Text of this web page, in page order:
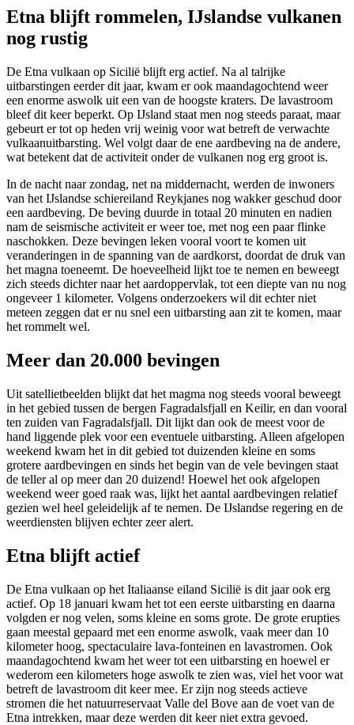
Etna blijft rommelen, IJslandse vulkanen
nog rustig
De Etna vulkaan op Sicilië blijft erg actief. Na al talrijke
uitbarstingen eerder dit jaar, kwam er ook maandagochtend weer
een enorme aswolk uit een van de hoogste kraters. De lavastroom
bleef dit keer beperkt. Op IJsland staat men nog steeds paraat, maar
gebeurt er tot op heden vrij weinig voor wat betreft de verwachte
vulkaanuitbarsting. Wel volgt daar de ene aardbeving na de andere,
wat betekent dat de activiteit onder de vulkanen nog erg groot is.
In de nacht naar zondag, net na middernacht, werden de inwoners
van het IJslandse schiereiland Reykjanes nog wakker geschud door
een aardbeving. De beving duurde in totaal 20 minuten en nadien
nam de seismische activiteit er weer toe, met nog een paar flinke
naschokken. Deze bevingen leken vooral voort te komen uit
veranderingen in de spanning van de aardkorst, doordat de druk van
het magna toeneemt. De hoeveelheid lijkt toe te nemen en beweegt
zich steeds dichter naar het aardoppervlak, tot een diepte van nu nog
ongeveer 1 kilometer. Volgens onderzoekers wil dit echter niet
meteen zeggen dat er nu snel een uitbarsting aan zit te komen, maar
het rommelt wel.
Meer dan 20.000 bevingen
Uit satellietbeelden blijkt dat het magma nog steeds vooral beweegt
in het gebied tussen de bergen Fagradalsfjall en Keilir, en dan vooral
ten zuiden van Fagradalsfjall. Dit lijkt dan ook de meest voor de
hand liggende plek voor een eventuele uitbarsting. Alleen afgelopen
weekend kwam het in dit gebied tot duizenden kleine en soms
grotere aardbevingen en sinds het begin van de vele bevingen staat
de teller al op meer dan 20 duizend! Hoewel het ook afgelopen
weekend weer goed raak was, lijkt het aantal aardbevingen relatief
gezien wel heel geleidelijk af te nemen. De IJslandse regering en de
weerdiensten blijven echter zeer alert.
Etna blijft actief
De Etna vulkaan op het Italiaanse eiland Sicilië is dit jaar ook erg
actief. Op 18 januari kwam het tot een eerste uitbarsting en daarna
volgden er nog velen, soms kleine en soms grote. De grote erupties
gaan meestal gepaard met een enorme aswolk, vaak meer dan 10
kilometer hoog, spectaculaire lava-fonteinen en lavastromen. Ook
maandagochtend kwam het weer tot een uitbarsting en hoewel er
wederom een kilometers hoge aswolk te zien was, viel het voor wat
betreft de lavastroom dit keer mee. Er zijn nog steeds actieve
stromen die het natuurreservaat Valle del Bove aan de voet van de
Etna intrekken, maar deze werden dit keer niet extra gevoed.